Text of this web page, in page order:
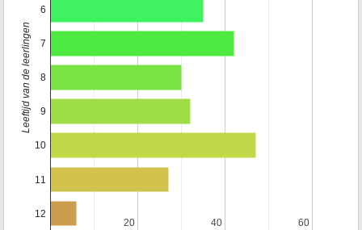
20
20 40
40 60
60
6
7
8
9
10
11
12
Leeftijd van de leerlingen